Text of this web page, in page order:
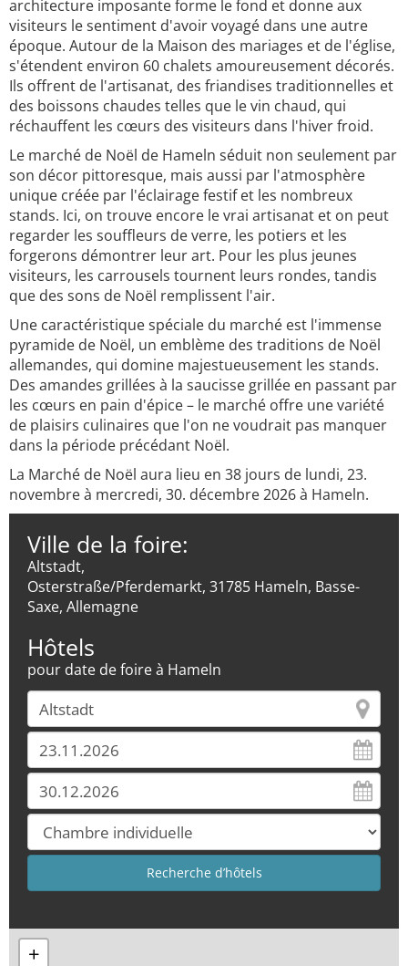
architecture imposante forme le fond et donne aux
visiteurs le sentiment d'avoir voyagé dans une autre
époque. Autour de la Maison des mariages et de l'église,
s'étendent environ 60 chalets amoureusement décorés.
Ils offrent de l'artisanat, des friandises traditionnelles et
des boissons chaudes telles que le vin chaud, qui
réchauffent les cœurs des visiteurs dans l'hiver froid.
Le marché de Noël de Hameln séduit non seulement par
son décor pittoresque, mais aussi par l'atmosphère
unique créée par l'éclairage festif et les nombreux
stands. Ici, on trouve encore le vrai artisanat et on peut
regarder les souffleurs de verre, les potiers et les
forgerons démontrer leur art. Pour les plus jeunes
visiteurs, les carrousels tournent leurs rondes, tandis
que des sons de Noël remplissent l'air.
Une caractéristique spéciale du marché est l'immense
pyramide de Noël, un emblème des traditions de Noël
allemandes, qui domine majestueusement les stands.
Des amandes grillées à la saucisse grillée en passant par
les cœurs en pain d'épice – le marché offre une variété
de plaisirs culinaires que l'on ne voudrait pas manquer
dans la période précédant Noël.
La Marché de Noël aura lieu en 38 jours de lundi, 23.
novembre à mercredi, 30. décembre 2026 à Hameln.
Ville de la foire:
Altstadt,
Osterstraße/Pferdemarkt, 31785 Hameln, Basse-
Saxe, Allemagne
Hôtels
pour date de foire à Hameln
+